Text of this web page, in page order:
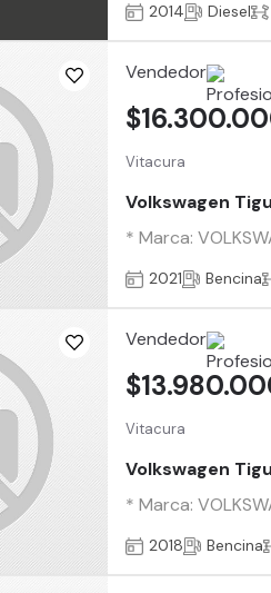
2014 Diesel
Vendedor
Vitacura
Volkswagen
* Marca:
2021 Bencina
Vendedor
Vitacura
Volkswagen
* Marca:
2018 Bencina